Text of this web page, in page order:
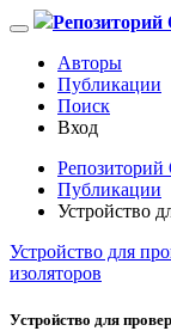
Авторы
Публикации
Поиск
Вход
Публикации
Устройство
Устройство для
изоляторов
Устройство для